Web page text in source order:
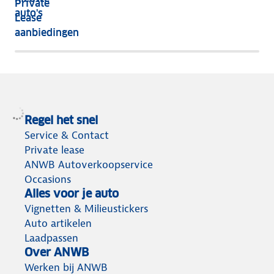
Private
Lease
aanbiedingen
nog
het
meeste
auto's
Regel het snel
Service & Contact
Private lease
ANWB Autoverkoopservice
Occasions
Alles voor je auto
Vignetten & Milieustickers
Auto artikelen
Laadpassen
Over ANWB
Werken bij ANWB